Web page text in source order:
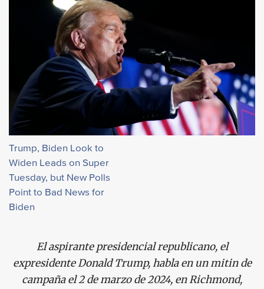
Trump, Biden Look to
Widen Leads on Super
Tuesday, but New Polls
Point to Bad News for
Biden
El aspirante presidencial republicano, el
expresidente Donald Trump, habla en un mitin de
campaña el 2 de marzo de 2024, en Richmond,